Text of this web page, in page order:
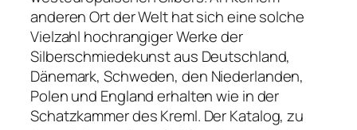
anderen Ort der Welt hat sich eine solche
Vielzahl hochrangiger Werke der
Silberschmiedekunst aus Deutschland,
Dänemark, Schweden, den Niederlanden,
Polen und England erhalten wie in der
Schatzkammer des Kreml. Der Katalog, zu